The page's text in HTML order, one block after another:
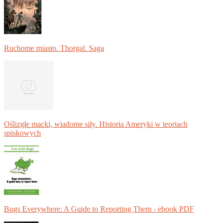
Ruchome miasto. Thorgal. Saga
Oślizgłe macki, wiadome siły. Historia Ameryki w teoriach
spiskowych
Bugs Everywhere: A Guide to Reporting Them - ebook PDF